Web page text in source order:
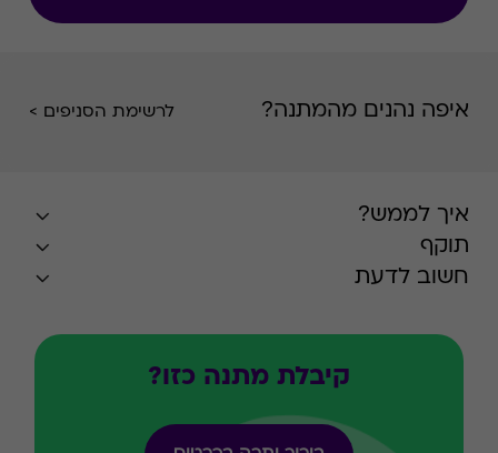
של דגמי נעליים, תיקים, ארנקים ומגוון אביזרים
איפה נהנים מהמתנה? לרשימת הסניפים >
איך לממש?
תוקף
חשוב לדעת
קיבלת מתנה כזו?